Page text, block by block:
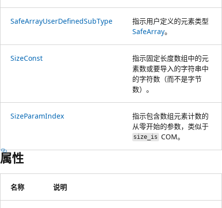
SafeArrayUserDefinedSubType
指示用户定义的元素类型
SafeArray。
SizeConst
指示固定长度数组中的元
素数或要导入的字符串中
的字符数（而不是字节
数）。
SizeParamIndex
指示包含数组元素计数的
从零开始的参数，类似于
size_is COM。
属性
名称 说明